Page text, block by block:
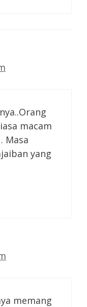
macam
Masa
yang
memang